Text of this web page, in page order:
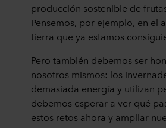
producción sostenible de
Pensemos, por ejemplo, en el
tierra que ya estamos
Pero también debemos ser
nosotros mismos: los
demasiada energía y utilizan
debemos esperar a ver qué
estos retos ahora y ampliar